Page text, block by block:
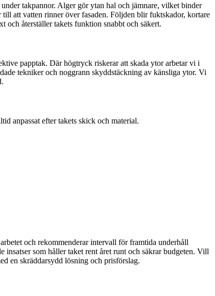
takpannor. Alger gör ytan hal och jämnare, vilket binder
att vatten rinner över fasaden. Följden blir fuktskador, kortare
återställer takets funktion snabbt och säkert.
papptak. Där högtryck riskerar att skada ytor arbetar vi i
tekniker och noggrann skyddstäckning av känsliga ytor. Vi
anpassat efter takets skick och material.
och rekommenderar intervall för framtida underhåll
som håller taket rent året runt och säkrar budgeten. Vill
en skräddarsydd lösning och prisförslag.